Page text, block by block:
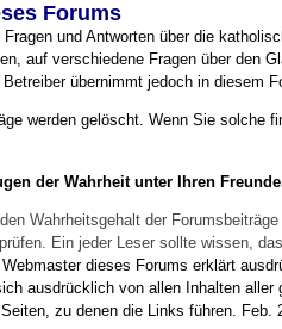
Forums
und Antworten über die
auf verschiedene Fragen über den
übernimmt jedoch in diesem
werden gelöscht. Wenn Sie solche
der Wahrheit unter Ihren
Wahrheitsgehalt der
Ein jeder Leser sollte wissen,
Webmaster dieses Forums erklärt
ausdrücklich von allen Inhalten
zu denen die Links führen.
Feb.